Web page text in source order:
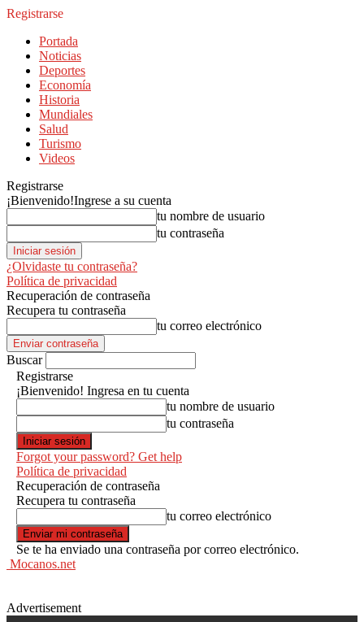
Registrarse
Portada
Noticias
Deportes
Economía
Historia
Mundiales
Salud
Turismo
Videos
Registrarse
¡Bienvenido!Ingrese a su cuenta
tu nombre de usuario
tu contraseña
¿Olvidaste tu contraseña?
Política de privacidad
Recuperación de contraseña
Recupera tu contraseña
tu correo electrónico
Buscar
Registrarse
¡Bienvenido! Ingresa en tu cuenta
tu nombre de usuario
tu contraseña
Forgot your password? Get help
Política de privacidad
Recuperación de contraseña
Recupera tu contraseña
tu correo electrónico
Se te ha enviado una contraseña por correo electrónico.
Mocanos.net
Advertisement